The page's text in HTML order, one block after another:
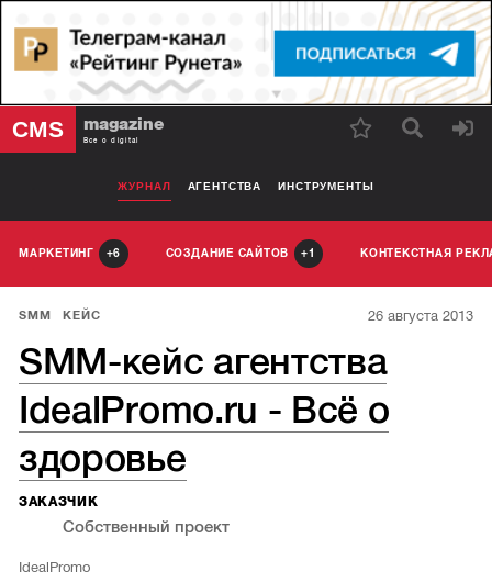
CMS magazine
Все о digital
ЖУРНАЛ АГЕНТСТВА ИНСТРУМЕНТЫ
МАРКЕТИНГ 6 СОЗДАНИЕ САЙТОВ 1 КОНТЕКСТНАЯ
SMM КЕЙС 26 августа 2013
SMM-кейс агентства
IdealPromo.ru - Всё о
здоровье
ЗАКАЗЧИК
Собственный проект
IdealPromo